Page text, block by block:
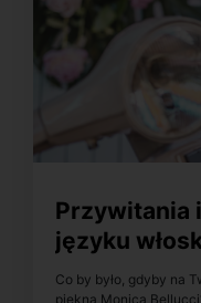
Przywitania
języku
Co by było, gdyby na
piękna Monica